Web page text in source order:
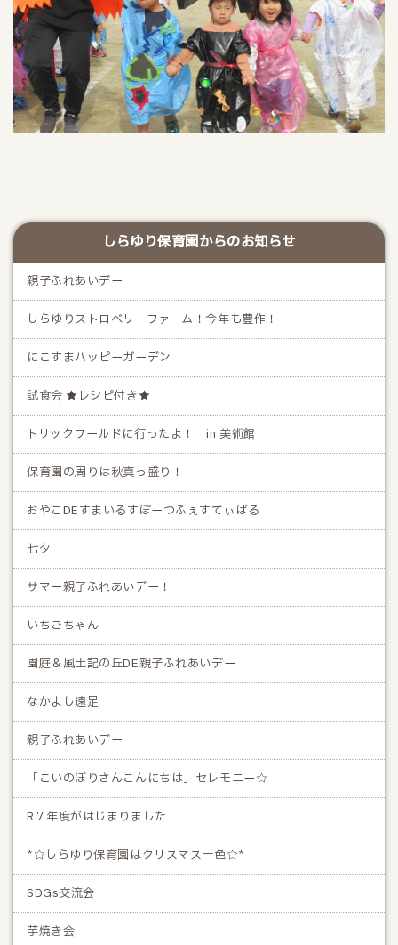
しらゆり保育園からのお知らせ
親子ふれあいデー
しらゆりストロベリーファーム！今年も豊作！
にこすまハッピーガーデン
試食会 ★レシピ付き★
トリックワールドに行ったよ！ in 美術館
保育園の周りは秋真っ盛り！
おやこDEすまいるすぽーつふぇすてぃばる
七夕
サマー親子ふれあいデー！
いちごちゃん
園庭＆風土記の丘DE親子ふれあいデー
なかよし遠足
親子ふれあいデー
「こいのぼりさんこんにちは」セレモニー☆
R７年度がはじまりました
*☆しらゆり保育園はクリスマス一色☆*
SDGs交流会
芋焼き会